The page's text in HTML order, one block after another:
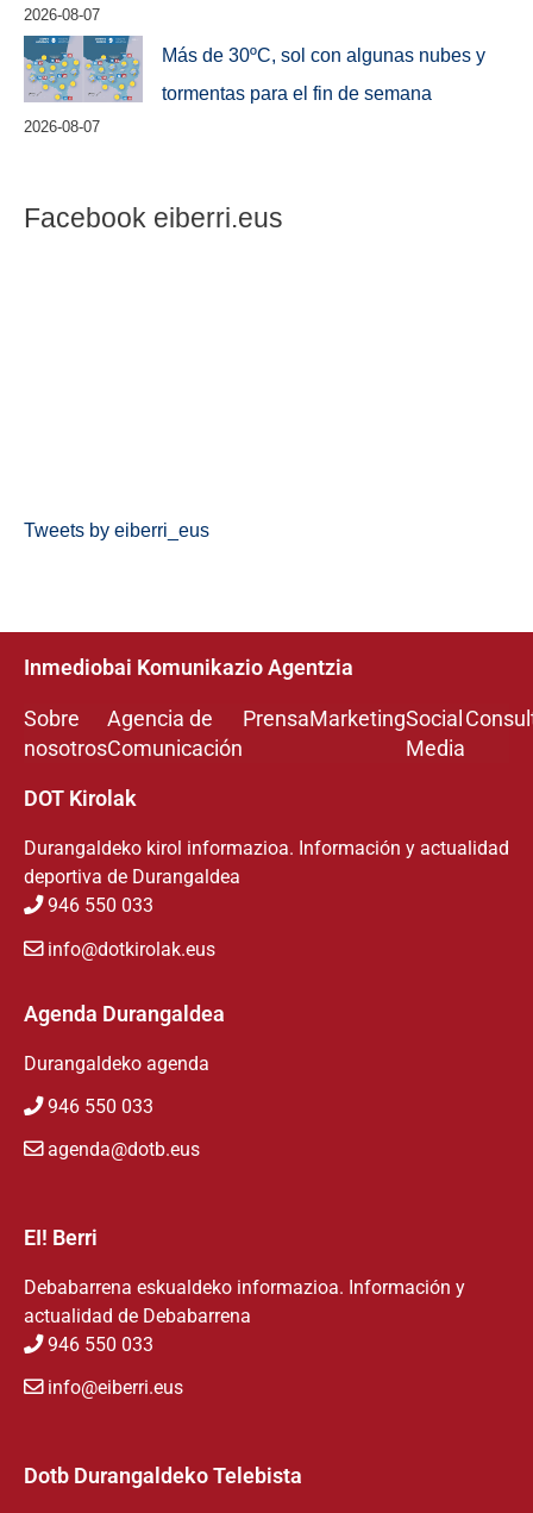
2026-08-07
Más de 30ºC, sol con algunas nubes y
tormentas para el fin de semana
2026-08-07
Facebook eiberri.eus
Tweets by eiberri_eus
Inmediobai Komunikazio Agentzia
Sobre
nosotros
Agencia de
Comunicación
PrensaMarketingSocial
Media
DOT Kirolak
Durangaldeko kirol informazioa. Información y actualidad
deportiva de Durangaldea
946 550 033
info@dotkirolak.eus
Agenda Durangaldea
Durangaldeko agenda
946 550 033
agenda@dotb.eus
EI! Berri
Debabarrena eskualdeko informazioa. Información y
actualidad de Debabarrena
946 550 033
info@eiberri.eus
Dotb Durangaldeko Telebista